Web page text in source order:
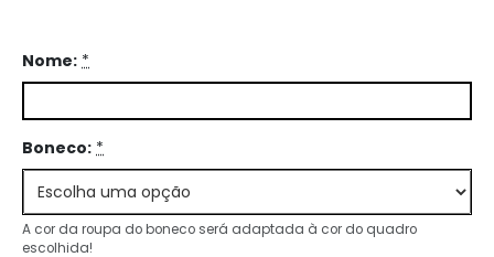
Nome: *
Boneco: *
A cor da roupa do boneco será adaptada à cor do quadro
escolhida!